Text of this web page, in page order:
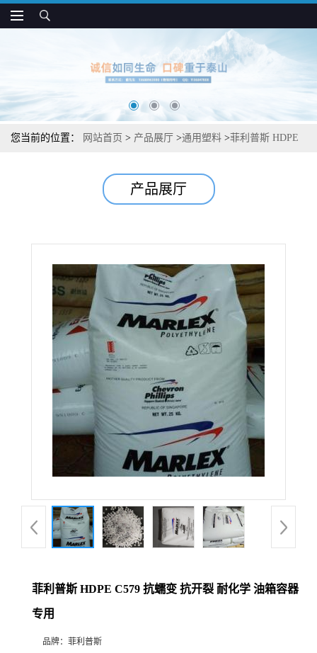
您当前的位置： 网站首页 > 产品展厅 >通用塑料 >菲利普斯 HDPE
产品展厅
菲利普斯 HDPE C579 抗蠕变 抗开裂 耐化学 油箱容器
专用
品牌： 菲利普斯